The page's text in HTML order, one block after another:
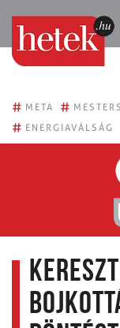
# META #
# ENERGIAVÁLSÁG